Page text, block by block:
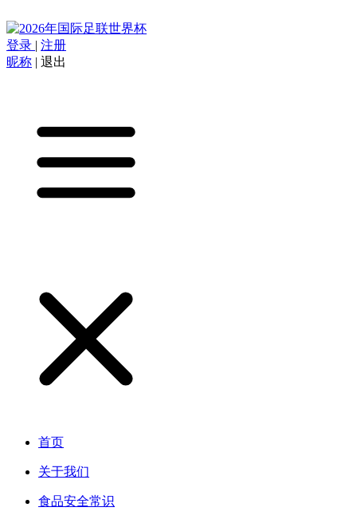
登录 | 注册
昵称 | 退出
首页
关于我们
食品安全常识